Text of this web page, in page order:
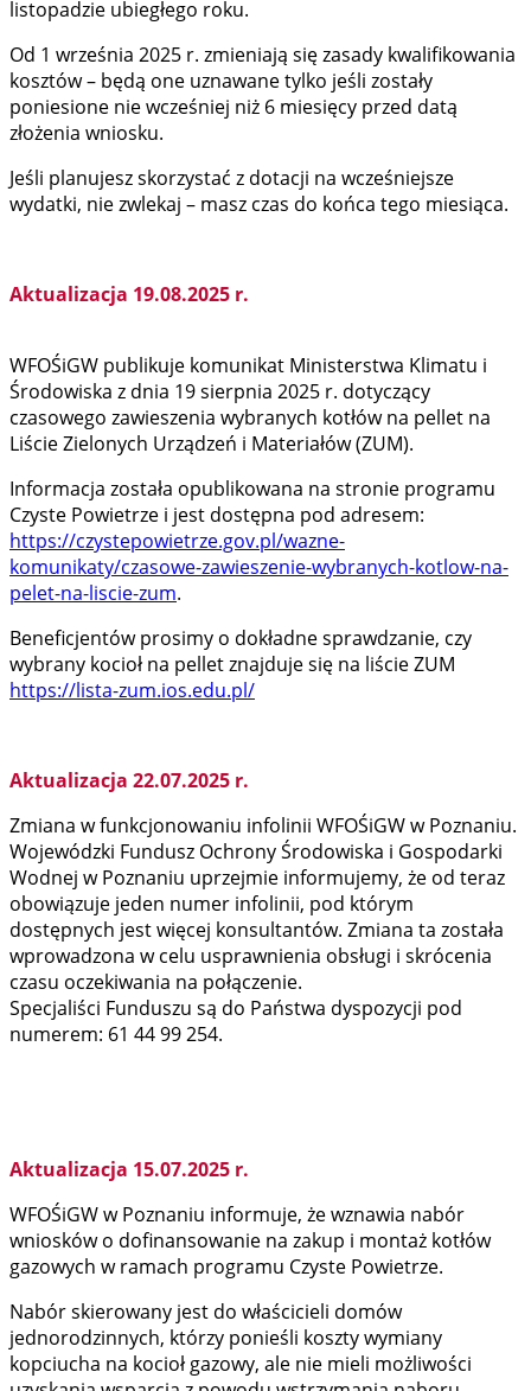
listopadzie ubiegłego roku.
Od 1 września 2025 r. zmieniają się zasady kwalifikowania
kosztów – będą one uznawane tylko jeśli zostały
poniesione nie wcześniej niż 6 miesięcy przed datą
złożenia wniosku.
Jeśli planujesz skorzystać z dotacji na wcześniejsze
wydatki, nie zwlekaj – masz czas do końca tego miesiąca.
Aktualizacja 19.08.2025 r.
WFOŚiGW publikuje komunikat Ministerstwa Klimatu i
Środowiska z dnia 19 sierpnia 2025 r. dotyczący
czasowego zawieszenia wybranych kotłów na pellet na
Liście Zielonych Urządzeń i Materiałów (ZUM).
Informacja została opublikowana na stronie programu
Czyste Powietrze i jest dostępna pod adresem:
https://czystepowietrze.gov.pl/wazne-
komunikaty/czasowe-zawieszenie-wybranych-kotlow-na-
pelet-na-liscie-zum.
Beneficjentów prosimy o dokładne sprawdzanie, czy
wybrany kocioł na pellet znajduje się na liście ZUM
https://lista-zum.ios.edu.pl/
Aktualizacja 22.07.2025 r.
Zmiana w funkcjonowaniu infolinii WFOŚiGW w Poznaniu.
Wojewódzki Fundusz Ochrony Środowiska i Gospodarki
Wodnej w Poznaniu uprzejmie informujemy, że od teraz
obowiązuje jeden numer infolinii, pod którym
dostępnych jest więcej konsultantów. Zmiana ta została
wprowadzona w celu usprawnienia obsługi i skrócenia
czasu oczekiwania na połączenie.
Specjaliści Funduszu są do Państwa dyspozycji pod
numerem: 61 44 99 254.
Aktualizacja 15.07.2025 r.
WFOŚiGW w Poznaniu informuje, że wznawia nabór
wniosków o dofinansowanie na zakup i montaż kotłów
gazowych w ramach programu Czyste Powietrze.
Nabór skierowany jest do właścicieli domów
jednorodzinnych, którzy ponieśli koszty wymiany
kopciucha na kocioł gazowy, ale nie mieli możliwości